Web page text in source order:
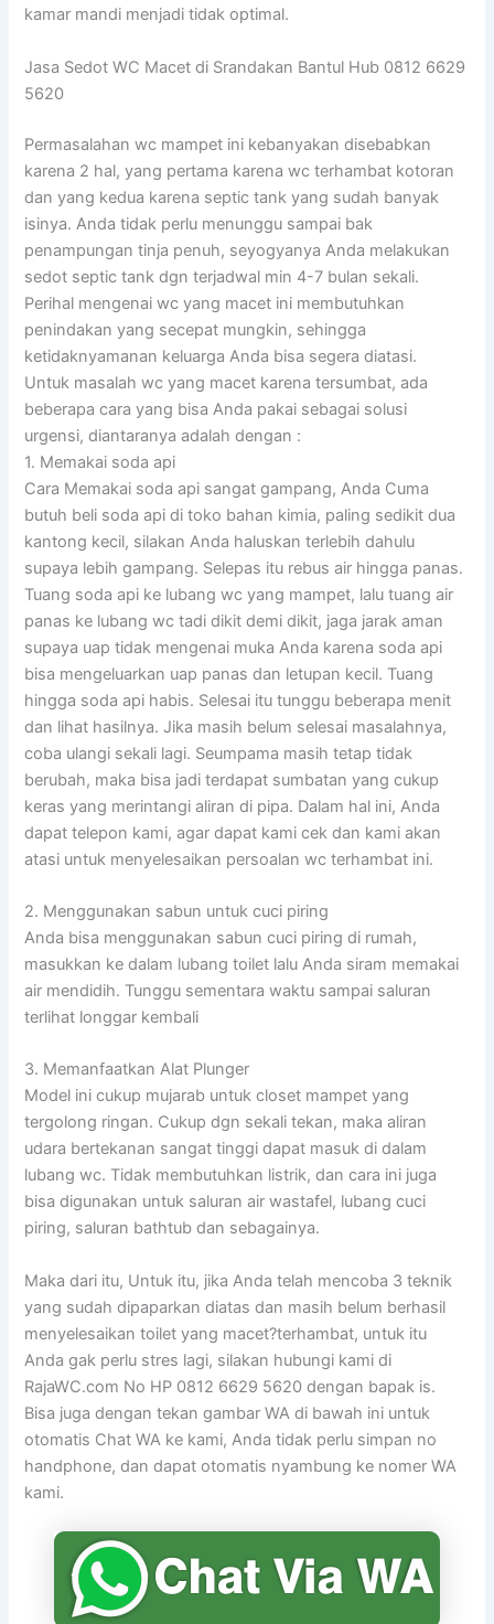
kamar mandi menjadi tidak optimal.
Jasa Sedot WC Macet di Srandakan Bantul Hub 0812 6629
5620
Permasalahan wc mampet ini kebanyakan disebabkan
karena 2 hal, yang pertama karena wc terhambat kotoran
dan yang kedua karena septic tank yang sudah banyak
isinya. Anda tidak perlu menunggu sampai bak
penampungan tinja penuh, seyogyanya Anda melakukan
sedot septic tank dgn terjadwal min 4-7 bulan sekali.
Perihal mengenai wc yang macet ini membutuhkan
penindakan yang secepat mungkin, sehingga
ketidaknyamanan keluarga Anda bisa segera diatasi.
Untuk masalah wc yang macet karena tersumbat, ada
beberapa cara yang bisa Anda pakai sebagai solusi
urgensi, diantaranya adalah dengan :
1. Memakai soda api
Cara Memakai soda api sangat gampang, Anda Cuma
butuh beli soda api di toko bahan kimia, paling sedikit dua
kantong kecil, silakan Anda haluskan terlebih dahulu
supaya lebih gampang. Selepas itu rebus air hingga panas.
Tuang soda api ke lubang wc yang mampet, lalu tuang air
panas ke lubang wc tadi dikit demi dikit, jaga jarak aman
supaya uap tidak mengenai muka Anda karena soda api
bisa mengeluarkan uap panas dan letupan kecil. Tuang
hingga soda api habis. Selesai itu tunggu beberapa menit
dan lihat hasilnya. Jika masih belum selesai masalahnya,
coba ulangi sekali lagi. Seumpama masih tetap tidak
berubah, maka bisa jadi terdapat sumbatan yang cukup
keras yang merintangi aliran di pipa. Dalam hal ini, Anda
dapat telepon kami, agar dapat kami cek dan kami akan
atasi untuk menyelesaikan persoalan wc terhambat ini.
2. Menggunakan sabun untuk cuci piring
Anda bisa menggunakan sabun cuci piring di rumah,
masukkan ke dalam lubang toilet lalu Anda siram memakai
air mendidih. Tunggu sementara waktu sampai saluran
terlihat longgar kembali
3. Memanfaatkan Alat Plunger
Model ini cukup mujarab untuk closet mampet yang
tergolong ringan. Cukup dgn sekali tekan, maka aliran
udara bertekanan sangat tinggi dapat masuk di dalam
lubang wc. Tidak membutuhkan listrik, dan cara ini juga
bisa digunakan untuk saluran air wastafel, lubang cuci
piring, saluran bathtub dan sebagainya.
Maka dari itu, Untuk itu, jika Anda telah mencoba 3 teknik
yang sudah dipaparkan diatas dan masih belum berhasil
menyelesaikan toilet yang macet?terhambat, untuk itu
Anda gak perlu stres lagi, silakan hubungi kami di
RajaWC.com No HP 0812 6629 5620 dengan bapak is.
Bisa juga dengan tekan gambar WA di bawah ini untuk
otomatis Chat WA ke kami, Anda tidak perlu simpan no
handphone, dan dapat otomatis nyambung ke nomer WA
kami.